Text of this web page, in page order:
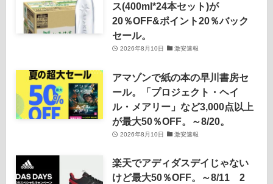
ス(400ml*24本セット)が
20％OFF&ポイント20％バック
セール。
2026年8月10日 激安速報
アマゾンで紙の本の早川書房セ
ール。「プロジェクト・ヘイ
ル・メアリー」など3,000点以上
が最大50％OFF。～8/20。
2026年8月10日 激安速報
楽天でアディダスデイじゃない
けど最大50％OFF。～8/11 2